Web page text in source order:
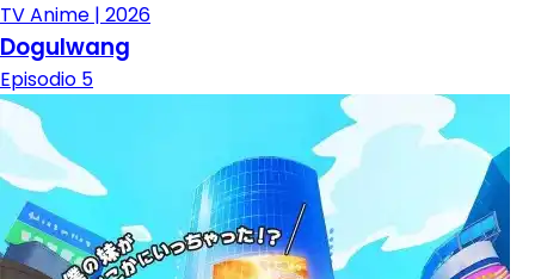
TV Anime | 2026
Dogulwang
Episodio 5